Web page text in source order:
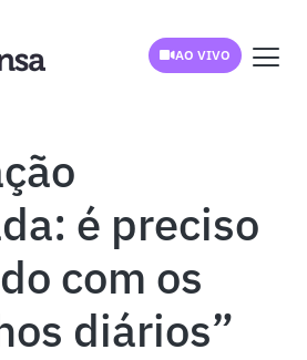
AO VIVO
é preciso
com os
diários”